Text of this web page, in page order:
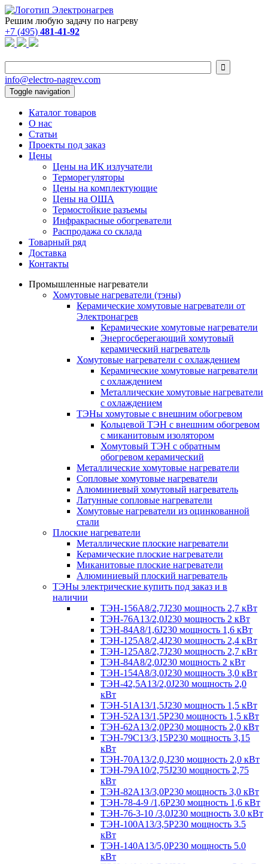
Решим любую задачу по нагреву
+7 (495) 481-41-92

info@electro-nagrev.com
Toggle navigation
Каталог товаров
О нас
Статьи
Проекты под заказ
Цены
Цены на ИК излучатели
Терморегуляторы
Цены на комплектующие
Цены на ОША
Термостойкие разъемы
Инфракрасные обогреватели
Распродажа со склада
Товарный ряд
Доставка
Контакты
Промышленные нагреватели
Хомутовые нагреватели (тэны)
Керамические хомутовые нагреватели от
Электронагрев
Керамические хомутовые нагреватели
Энергосберегающий хомутовый
керамический нагреватель
Хомутовые нагреватели с охлаждением
Керамические хомутовые нагреватели
с охлаждением
Металлические хомутовые нагреватели
с охлаждением
ТЭНы хомутовые с внешним обогревом
Кольцевой ТЭН с внешним обогревом
с миканитовым изолятором
Хомутовый ТЭН с обратным
обогревом керамический
Металлические хомутовые нагреватели
Сопловые хомутовые нагреватели
Алюминиевый хомутовый нагреватель
Латунные сопловые нагреватели
Хомутовые нагреватели из оцинкованной
стали
Плоские нагреватели
Металлические плоские нагреватели
Керамические плоские нагреватели
Миканитовые плоские нагреватели
Алюминиевый плоский нагреватель
ТЭНы электрические купить под заказ и в
наличии
ТЭН-156А8/2,7J230 мощность 2,7 кВт
ТЭН-76А13/2,0J230 мощность 2 кВт
ТЭН-84А8/1,6J230 мощность 1,6 кВт
ТЭН-125А8/2,4J230 мощность 2,4 кВт
ТЭН-125А8/2,7J230 мощность 2,7 кВт
ТЭН-84А8/2,0J230 мощность 2 кВт
ТЭН-154А8/3,0J230 мощность 3,0 кВт
ТЭН-42,5А13/2,0J230 мощность 2,0
кВт
ТЭН-51А13/1,5J230 мощность 1,5 кВт
ТЭН-52А13/1,5Р230 мощность 1,5 кВт
ТЭН-62А13/2,0Р230 мощность 2,0 кВт
ТЭН-79С13/3,15Р230 мощность 3,15
кВт
ТЭН-70А13/2,0,J230 мощность 2,0 кВт
ТЭН-79А10/2,75J230 мощность 2,75
кВт
ТЭН-82А13/3,0Р230 мощность 3,0 кВт
ТЭН-78-4-9 /1,6P230 мощность 1,6 кВт
ТЭН-76-3-10 /3,0J230 мощность 3.0 кВт
ТЭН-100А13/3,5Р230 мощность 3.5
кВт
ТЭН-140А13/5,0Р230 мощность 5.0
кВт